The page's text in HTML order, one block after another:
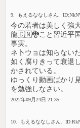
9. もえるななしさん.
今の若者は美しく強
龍🇨🇳🐉こと習近平国
事実。
ネ卜ウョは知らない
如く腐りきって衰退
かされている。
ゆっくり動画ばかり
を勉強しなさい。
2022年09月24日 21:35
10. もえるななしさん.